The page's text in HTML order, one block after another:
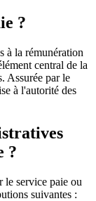
?
à la rémunération
central de la
Assurée par le
à l'autorité des
?
le service paie ou
suivantes :